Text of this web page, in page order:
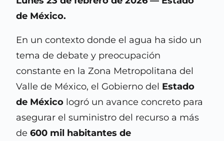
de México.
En un contexto donde el agua ha sido un
tema de debate y preocupación
constante en la Zona Metropolitana del
Valle de México, el Gobierno del Estado
de México logró un avance concreto para
asegurar el suministro del recurso a más
de600 mil habitantes de